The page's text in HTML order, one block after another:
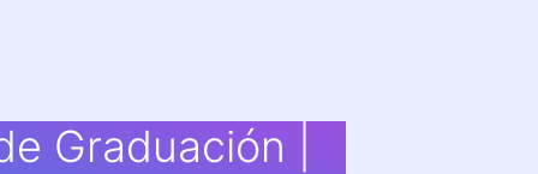
Graduación |